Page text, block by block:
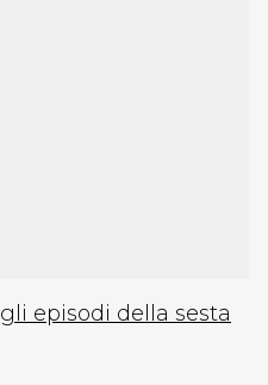
gli episodi della sesta